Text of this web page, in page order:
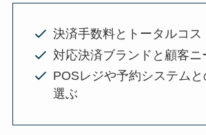
決済手数料とトータルコス
対応決済ブランドと顧客ニ
POSレジや予約システム
選ぶ